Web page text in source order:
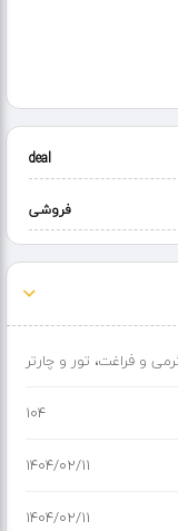
deal
فروشی
و فراغت، تور و چارتر
104
۱۴۰۴/۰۲/۱۱
۱۴۰۴/۰۲/۱۱